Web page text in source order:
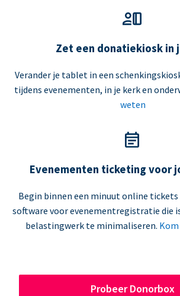
Zet een donatiekiosk in
Verander je tablet in een
tijdens evenementen, in je kerk en
weten
Evenementen ticketing voor
Begin binnen een minuut online
software voor evenementregistratie die
belastingwerk te minimaliseren.
Probeer Donorbox